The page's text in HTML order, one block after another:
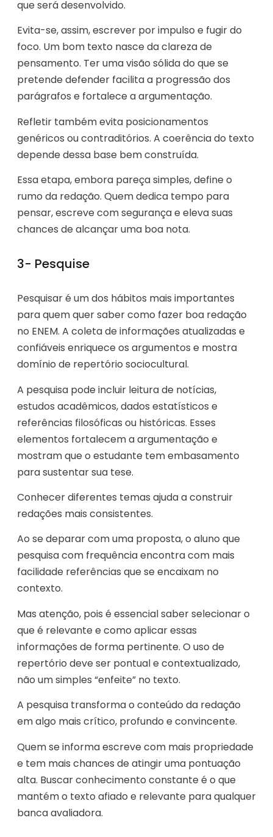
que será desenvolvido.
Evita-se, assim, escrever por impulso e fugir do
foco. Um bom texto nasce da clareza de
pensamento. Ter uma visão sólida do que se
pretende defender facilita a progressão dos
parágrafos e fortalece a argumentação.
Refletir também evita posicionamentos
genéricos ou contraditórios. A coerência do texto
depende dessa base bem construída.
Essa etapa, embora pareça simples, define o
rumo da redação. Quem dedica tempo para
pensar, escreve com segurança e eleva suas
chances de alcançar uma boa nota.
3- Pesquise
Pesquisar é um dos hábitos mais importantes
para quem quer saber como fazer boa redação
no ENEM. A coleta de informações atualizadas e
confiáveis enriquece os argumentos e mostra
domínio de repertório sociocultural.
A pesquisa pode incluir leitura de notícias,
estudos acadêmicos, dados estatísticos e
referências filosóficas ou históricas. Esses
elementos fortalecem a argumentação e
mostram que o estudante tem embasamento
para sustentar sua tese.
Conhecer diferentes temas ajuda a construir
redações mais consistentes.
Ao se deparar com uma proposta, o aluno que
pesquisa com frequência encontra com mais
facilidade referências que se encaixam no
contexto.
Mas atenção, pois é essencial saber selecionar o
que é relevante e como aplicar essas
informações de forma pertinente. O uso de
repertório deve ser pontual e contextualizado,
não um simples “enfeite” no texto.
A pesquisa transforma o conteúdo da redação
em algo mais crítico, profundo e convincente.
Quem se informa escreve com mais propriedade
e tem mais chances de atingir uma pontuação
alta. Buscar conhecimento constante é o que
mantém o texto afiado e relevante para qualquer
banca avaliadora.